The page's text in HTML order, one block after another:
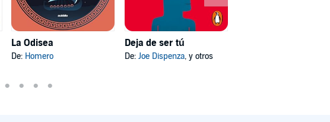
La Odisea
De: Homero
Deja de ser tú
De: Joe Dispenza, y otros